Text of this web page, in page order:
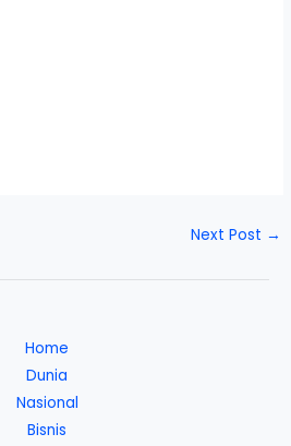
Next Post →
Home
Dunia
Nasional
Bisnis